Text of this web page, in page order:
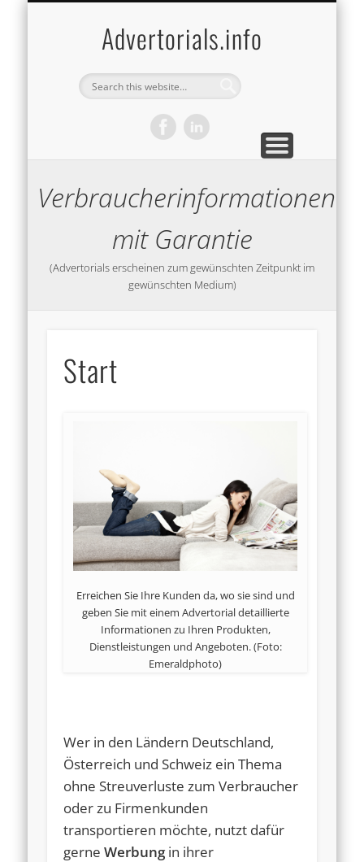
Advertorials.info
Verbraucherinformationen
mit Garantie
(Advertorials erscheinen zum gewünschten Zeitpunkt im
gewünschten Medium)
Start
Erreichen Sie Ihre Kunden da, wo sie sind und
geben Sie mit einem Advertorial detaillierte
Informationen zu Ihren Produkten,
Dienstleistungen und Angeboten. (Foto:
Emeraldphoto)
Wer in den Ländern Deutschland,
Österreich und Schweiz ein Thema
ohne Streuverluste zum Verbraucher
oder zu Firmenkunden
transportieren möchte, nutzt dafür
gerneWerbungin ihrer